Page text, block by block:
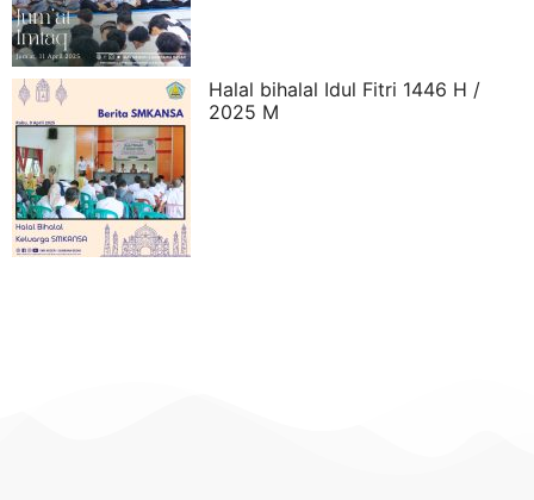
Halal bihalal Idul Fitri 1446 H /
2025 M